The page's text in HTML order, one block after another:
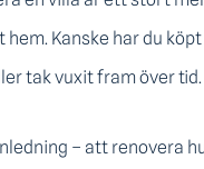
hem. Kanske har du
tak vuxit fram över tid.
– att renovera